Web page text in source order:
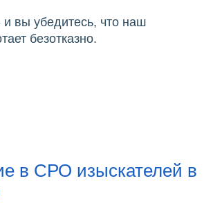
вы убедитесь, что наш
безотказно.
в СРО изыскателей в